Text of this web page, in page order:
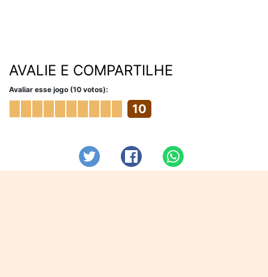
AVALIE E COMPARTILHE
Avaliar esse jogo (10 votos):
10